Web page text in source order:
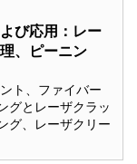
び応用：レー
、ピーニン
ト、ファイバー
グとレーザクラッ
グ、レーザクリー